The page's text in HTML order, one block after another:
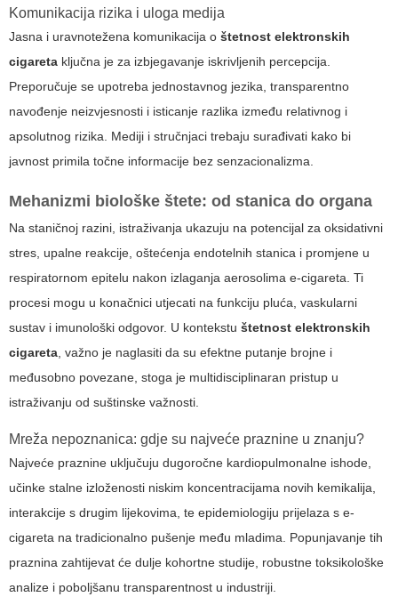
Komunikacija rizika i uloga medija
Jasna i uravnotežena komunikacija o štetnost elektronskih
cigareta ključna je za izbjegavanje iskrivljenih percepcija.
Preporučuje se upotreba jednostavnog jezika, transparentno
navođenje neizvjesnosti i isticanje razlika između relativnog i
apsolutnog rizika. Mediji i stručnjaci trebaju surađivati kako bi
javnost primila točne informacije bez senzacionalizma.
Mehanizmi biološke štete: od stanica do organa
Na staničnoj razini, istraživanja ukazuju na potencijal za oksidativni
stres, upalne reakcije, oštećenja endotelnih stanica i promjene u
respiratornom epitelu nakon izlaganja aerosolima e-cigareta. Ti
procesi mogu u konačnici utjecati na funkciju pluća, vaskularni
sustav i imunološki odgovor. U kontekstu štetnost elektronskih
cigareta, važno je naglasiti da su efektne putanje brojne i
međusobno povezane, stoga je multidisciplinaran pristup u
istraživanju od suštinske važnosti.
Mreža nepoznanica: gdje su najveće praznine u znanju?
Najveće praznine uključuju dugoročne kardiopulmonalne ishode,
učinke stalne izloženosti niskim koncentracijama novih kemikalija,
interakcije s drugim lijekovima, te epidemiologiju prijelaza s e-
cigareta na tradicionalno pušenje među mladima. Popunjavanje tih
praznina zahtijevat će dulje kohortne studije, robustne toksikološke
analize i poboljšanu transparentnost u industriji.